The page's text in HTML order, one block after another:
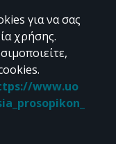
βιβλιογραφία
4.0
"Περγάμου" διατίθεται
για να σας
χρήσης.
www.uo